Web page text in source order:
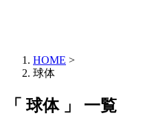
HOME >
球体
「 球体 」 一覧